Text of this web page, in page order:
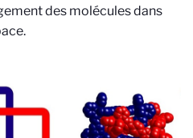
des molécules dans